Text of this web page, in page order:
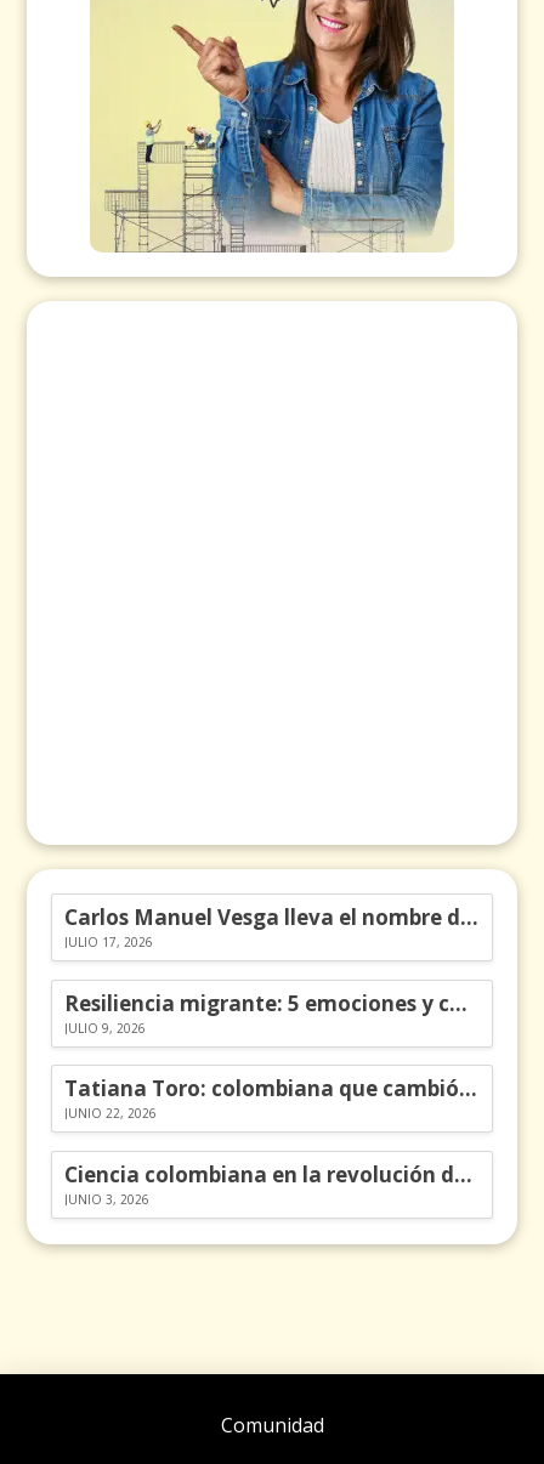
Carlos Manuel Vesga lleva el nombre de Colombia a los Emmy
JULIO 17, 2026
Resiliencia migrante: 5 emociones y cómo gestionarlas
JULIO 9, 2026
Tatiana Toro: colombiana que cambió la historia de las matemáticas
JUNIO 22, 2026
Ciencia colombiana en la revolución de los órganos en chips
JUNIO 3, 2026
Comunidad